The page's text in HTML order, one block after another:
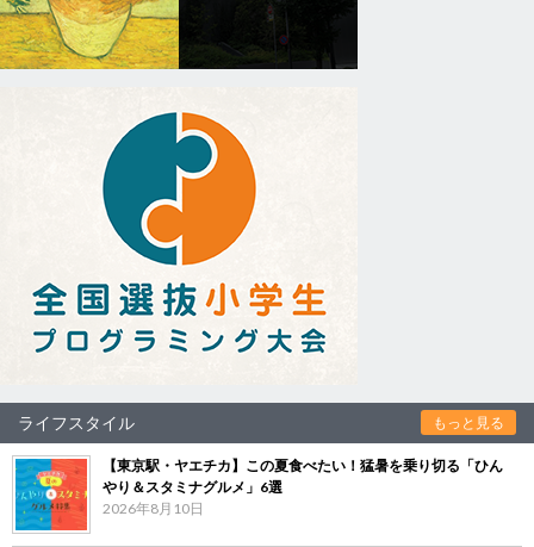
ライフスタイル もっと見る
【東京駅・ヤエチカ】この夏食べたい！猛暑を乗り切る「ひん
やり＆スタミナグルメ」6選
2026年8月10日